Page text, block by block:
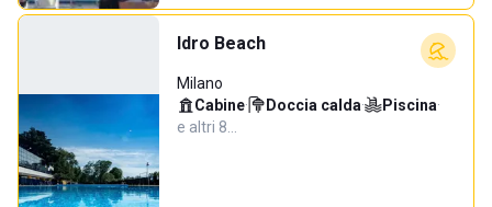
Idro Beach
Milano
Cabine· Doccia calda· Piscina·
e altri 8…